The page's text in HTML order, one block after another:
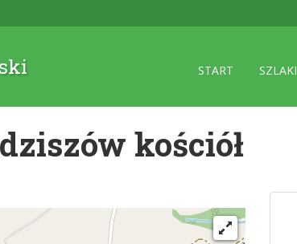
START SZLAKI
kościół